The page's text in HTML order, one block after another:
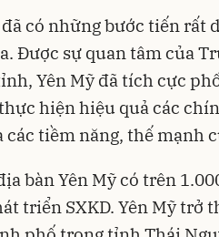
có những bước tiến rất
Được sự quan tâm của
Yên Mỹ đã tích cực
hiện hiệu quả các
tiềm năng, thế mạnh
bàn Yên Mỹ có trên
triển SXKD. Yên Mỹ trở